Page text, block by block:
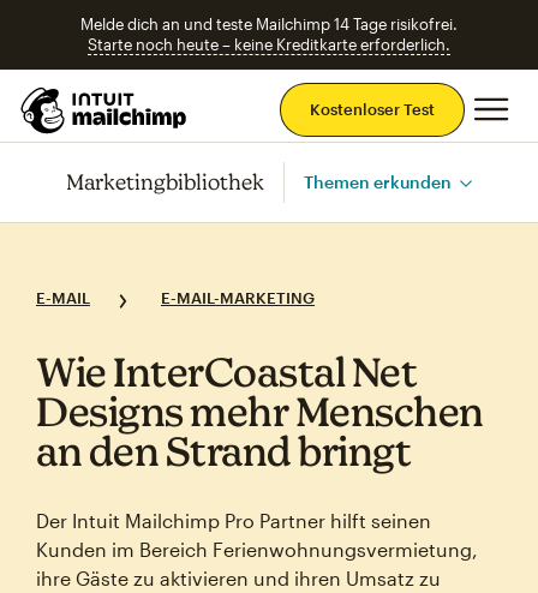
Melde dich an und teste Mailchimp 14 Tage risikofrei.
Starte noch heute – keine Kreditkarte erforderlich.
Kostenloser Test
Marketingbibliothek Themen erkunden
E-MAIL E-MAIL-MARKETING
Wie InterCoastal Net
Designs mehr Menschen
an den Strand bringt
Der Intuit Mailchimp Pro Partner hilft seinen
Kunden im Bereich Ferienwohnungsvermietung,
ihre Gäste zu aktivieren und ihren Umsatz zu